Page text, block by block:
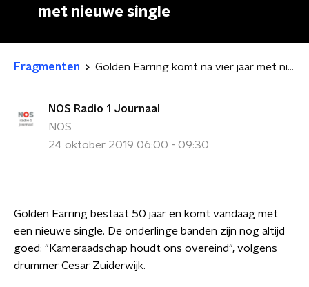
met nieuwe single
Fragmenten Golden Earring komt na vier jaar met nieuwe single
NOS Radio 1 Journaal
NOS
24 oktober 2019 06:00 - 09:30
Golden Earring bestaat 50 jaar en komt vandaag met
een nieuwe single. De onderlinge banden zijn nog altijd
goed: "Kameraadschap houdt ons overeind", volgens
drummer Cesar Zuiderwijk.